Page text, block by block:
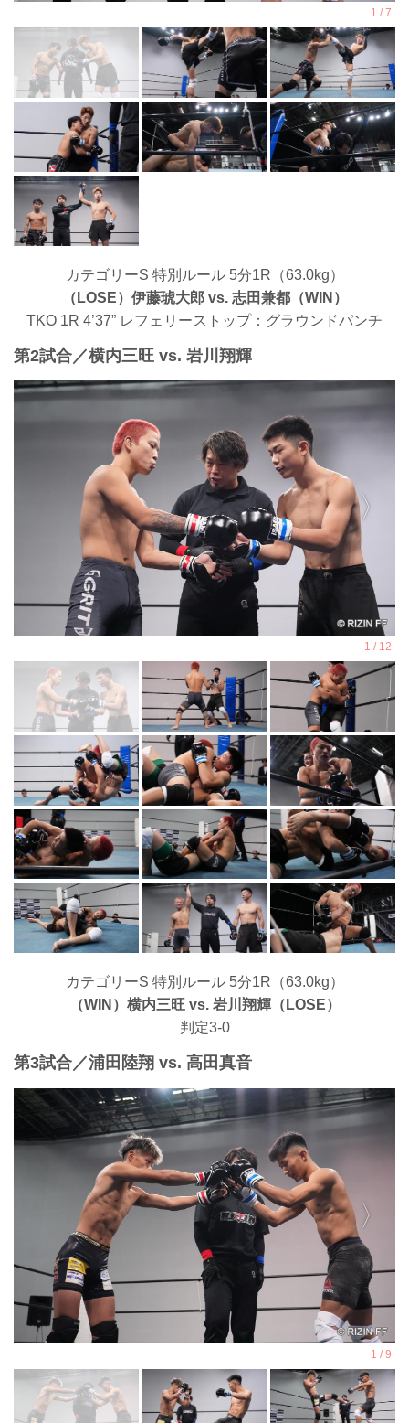
カテゴリーS 特別ルール 5分1R（63.0kg）
（LOSE）伊藤琥大郎 vs. 志田兼都（WIN）
TKO 1R 4’37” レフェリーストップ：グラウンドパンチ
第2試合／横内三旺 vs. 岩川翔輝
カテゴリーS 特別ルール 5分1R（63.0kg）
（WIN）横内三旺 vs. 岩川翔輝（LOSE）
判定3-0
第3試合／浦田陸翔 vs. 高田真音